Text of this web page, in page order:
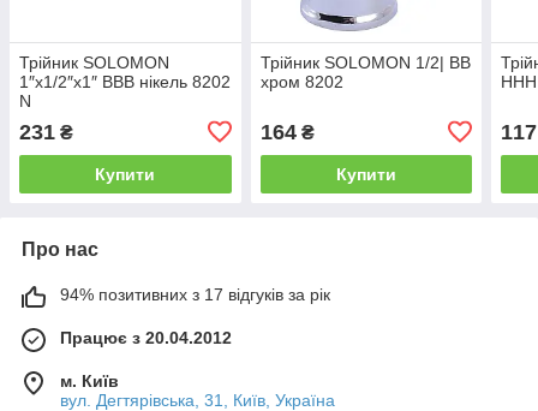
Трійник SOLOMON
1″х1/2″х1″ ВВВ нікель 8202
N
231 ₴
Купити
Трійник SOLOMON 1/2| ВВ
хром 8202
164₴
Купити
ННН
117
Про нас
94% позитивних з 17 відгуків за рік
Працює з 20.04.2012
м. Київ
вул. Дегтярівська, 31, Київ, Україна